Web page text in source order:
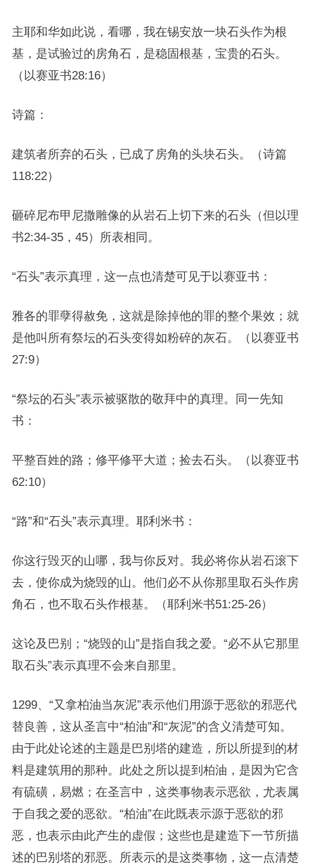
主耶和华如此说，看哪，我在锡安放一块石头作为根
基，是试验过的房角石，是稳固根基，宝贵的石头。
（以赛亚书28:16）
诗篇：
建筑者所弃的石头，已成了房角的头块石头。（诗篇
118:22）
砸碎尼布甲尼撒雕像的从岩石上切下来的石头（但以理
书2:34-35，45）所表相同。
“石头”表示真理，这一点也清楚可见于以赛亚书：
雅各的罪孽得赦免，这就是除掉他的罪的整个果效；就
是他叫所有祭坛的石头变得如粉碎的灰石。（以赛亚书
27:9）
“祭坛的石头”表示被驱散的敬拜中的真理。同一先知
书：
平整百姓的路；修平修平大道；捡去石头。（以赛亚书
62:10）
“路”和“石头”表示真理。耶利米书：
你这行毁灭的山哪，我与你反对。我必将你从岩石滚下
去，使你成为烧毁的山。他们必不从你那里取石头作房
角石，也不取石头作根基。（耶利米书51:25-26）
这论及巴别；“烧毁的山”是指自我之爱。“必不从它那里
取石头”表示真理不会来自那里。
1299、“又拿柏油当灰泥”表示他们用源于恶欲的邪恶代
替良善，这从圣言中“柏油”和“灰泥”的含义清楚可知。
由于此处论述的主题是巴别塔的建造，所以所提到的材
料是建筑用的那种。此处之所以提到柏油，是因为它含
有硫磺，易燃；在圣言中，这类事物表示恶欲，尤表属
于自我之爱的恶欲。“柏油”在此既表示源于恶欲的邪
恶，也表示由此产生的虚假；这些也是建造下一节所描
述的巴别塔的邪恶。所表示的是这类事物，这一点清楚